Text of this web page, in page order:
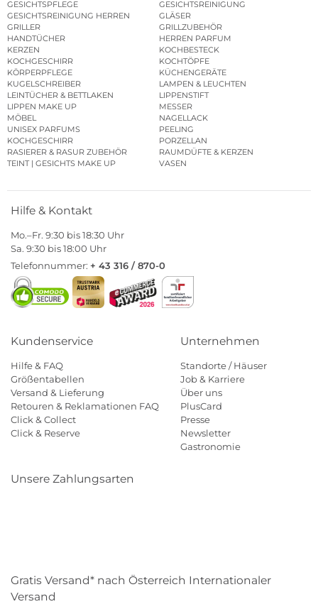
GESICHTSPFLEGE
GESICHTSREINIGUNG
GESICHTSREINIGUNG HERREN
GLÄSER
GRILLER
GRILLZUBEHÖR
HANDTÜCHER
HERREN PARFUM
KERZEN
KOCHBESTECK
KOCHGESCHIRR
KOCHTÖPFE
KÖRPERPFLEGE
KÜCHENGERÄTE
KUGELSCHREIBER
LAMPEN & LEUCHTEN
LEINTÜCHER & BETTLAKEN
LIPPENSTIFT
LIPPEN MAKE UP
MESSER
MÖBEL
NAGELLACK
UNISEX PARFUMS
PEELING
KOCHGESCHIRR
PORZELLAN
RASIERER & RASUR ZUBEHÖR
RAUMDÜFTE & KERZEN
TEINT | GESICHTS MAKE UP
VASEN
Hilfe & Kontakt
Mo.–Fr. 9:30 bis 18:30 Uhr
Sa. 9:30 bis 18:00 Uhr
Telefonnummer: + 43 316 / 870-0
Kundenservice
Hilfe & FAQ
Größentabellen
Versand & Lieferung
Retouren & Reklamationen FAQ
Click & Collect
Click & Reserve
Unternehmen
Standorte / Häuser
Job & Karriere
Über uns
PlusCard
Presse
Newsletter
Gastronomie
Unsere Zahlungsarten
Gratis Versand* nach Österreich Internationaler
Versand